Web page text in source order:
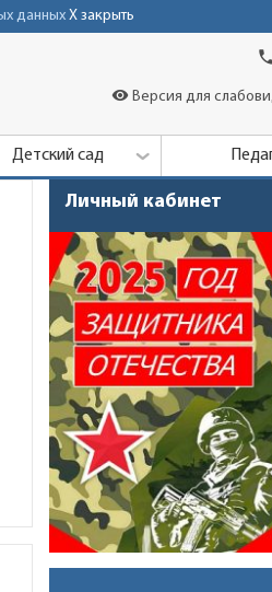
данных X закрыть
visibility Версия для
Детский сад
Личный кабинет